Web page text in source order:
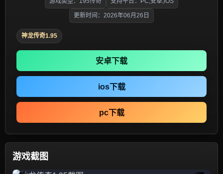
更新时间：2026年06月26日
神龙传奇1.95
安卓下载
ios下载
pc下载
游戏截图